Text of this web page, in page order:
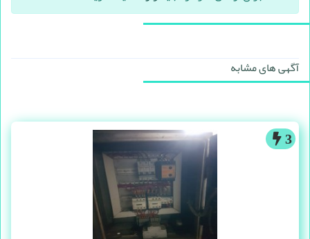
نظرات
برای ارسال نظر خود باید
آگهی های مشابه